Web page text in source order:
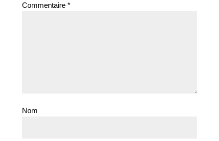
Commentaire *
Nom